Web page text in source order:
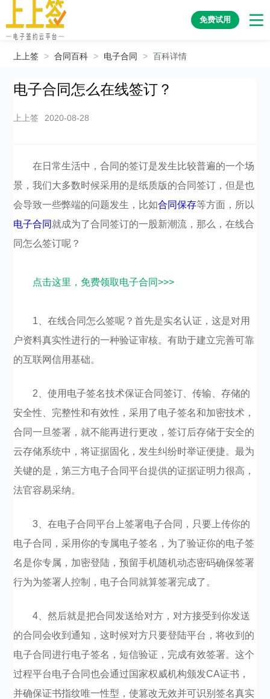
免费试用
上上签 > 合同百科 > 电子合同 > 百科详情
电子合同怎么在线签订？
上上签 2020-08-28
在日常生活中，合同的签订是发生比较普遍的一个场
景，我们大多数时候采用的是纸质版的合同签订，但是也
会导致一些弊端的问题发生，比如合同保存等方面，所以
电子合同 就成为了合同签订的一股新潮流，那么，在线合
同怎么签订呢？
点击这里，免费领取电子合同>>>
1、在线合同怎么签呢？首先是实名认证，这是对用
户资料真实性进行的一种验证审核。有助于建立完善可靠
的互联网信用基础。
2、使用电子签名技术保证合同签订、传输、存储的
安全性、完整性和有效性，采用了电子签名和加密技术，
合同一旦签署，就不能再进行更改，签订后存储于安全的
云存储系统中，将证据固化，发生纠纷时举证便捷。最为
关键的是，第三方电子合同平台提供的证据证明力很高，
法官容易采纳。
3、在电子合同平台上签署电子合同，只要上传你的
电子合同，采用你的专属电子签名，为了验证你的电子签
名是你专属，加密登陆，预留手机随机动态密码确保签署
行为为签署人控制，电子合同就算签署完成了。
4、然后就是把合同发送给对方，对方接受到你发送
的合同会收到通知，这时候对方只要登陆平台，将收到的
电子合同进行电子签名，短信验证，完成有效签署。这个
过程平台电子合同也会通过国家权威机构颁发CA证书，
并确保证书指纹唯一性型，使篡改无效并可识别签名真实